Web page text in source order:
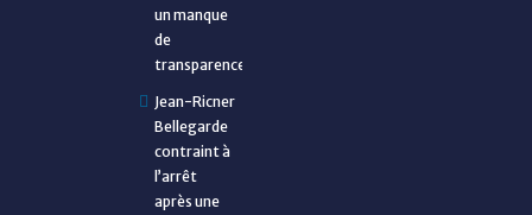
un manque
de
transparence
Jean-Ricner
Bellegarde
contraint à
l’arrêt
après une